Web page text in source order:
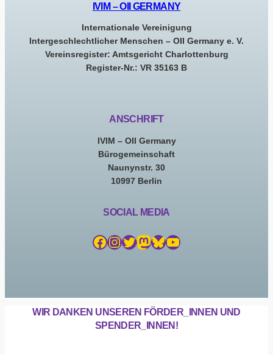
IVIM – OII GERMANY
Internationale Vereinigung
Intergeschlechtlicher Menschen – OII Germany e. V.
Vereinsregister: Amtsgericht Charlottenburg
Register-Nr.: VR 35163 B
ANSCHRIFT
IVIM – OII Germany
Bürogemeinschaft
Naunynstr. 30
10997 Berlin
SOCIAL MEDIA
Facebook InstagramTwitter Mastodon Bluesky YouTube
WIR DANKEN UNSEREN FÖRDER_INNEN UND
SPENDER_INNEN!